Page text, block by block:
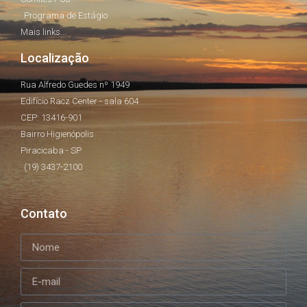
Programa de Estágio
Mais links...
Localização
Rua Alfredo Guedes nº 1949
Edifício Racz Center - sala 604
CEP: 13416-901
Bairro Higienópolis
Piracicaba - SP
(19) 3437-2100
Contato